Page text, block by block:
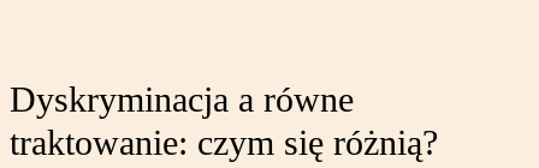
Dyskryminacja a równe
traktowanie: czym się różnią?